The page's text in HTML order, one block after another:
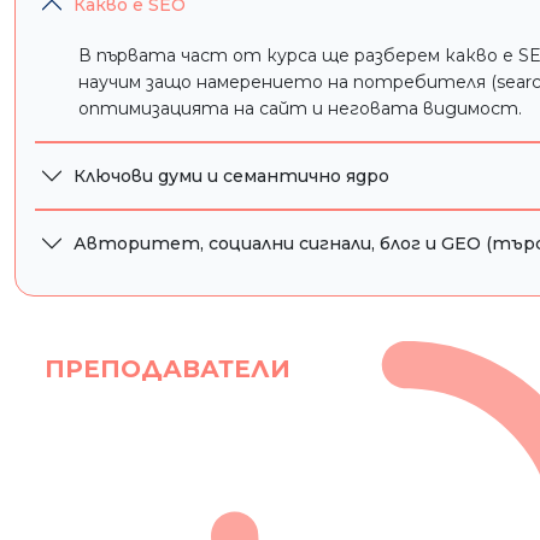
Свързване на SEO със социалните мрежи
Ще се запознаем със стратегии за
блога си за по-добра видимост.
Какво е SEO
В първата част от курса ще разберем какво е
научим защо намерението на потребителя
оптимизацията на сайт и неговата видимост.
Ключови думи и семантично ядро
Авторитет, социални сигнали, блог и GEO
ПРЕПОДАВАТЕЛИ